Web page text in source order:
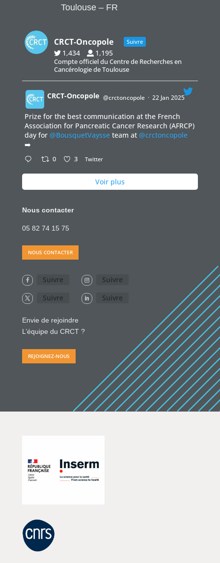
Toulouse – FR
CRCT-Oncopole Suivre
1,434 1,195
Compte officiel du Centre de Recherches en
Cancérologie de Toulouse
;
CRCT-Oncopole @crctoncopole · 22 Jan 2025
Prize for the best communication at the French
Association for Pancreatic Cancer Research (AFRCP)
day for @BousquetVaysseteam at @crctoncopole
➡️
0 3 Twitter
Voir plus
Nous contacter
05 82 74 15 75
NOUS CONTACTER
Suivre
Suivre
Suivre
Suivre
Envie de rejoindre
L’équipe du CRCT ?
REJOIGNEZ-NOUS